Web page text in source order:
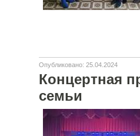
Опубликовано: 25.04.2024
Концертная
семьи